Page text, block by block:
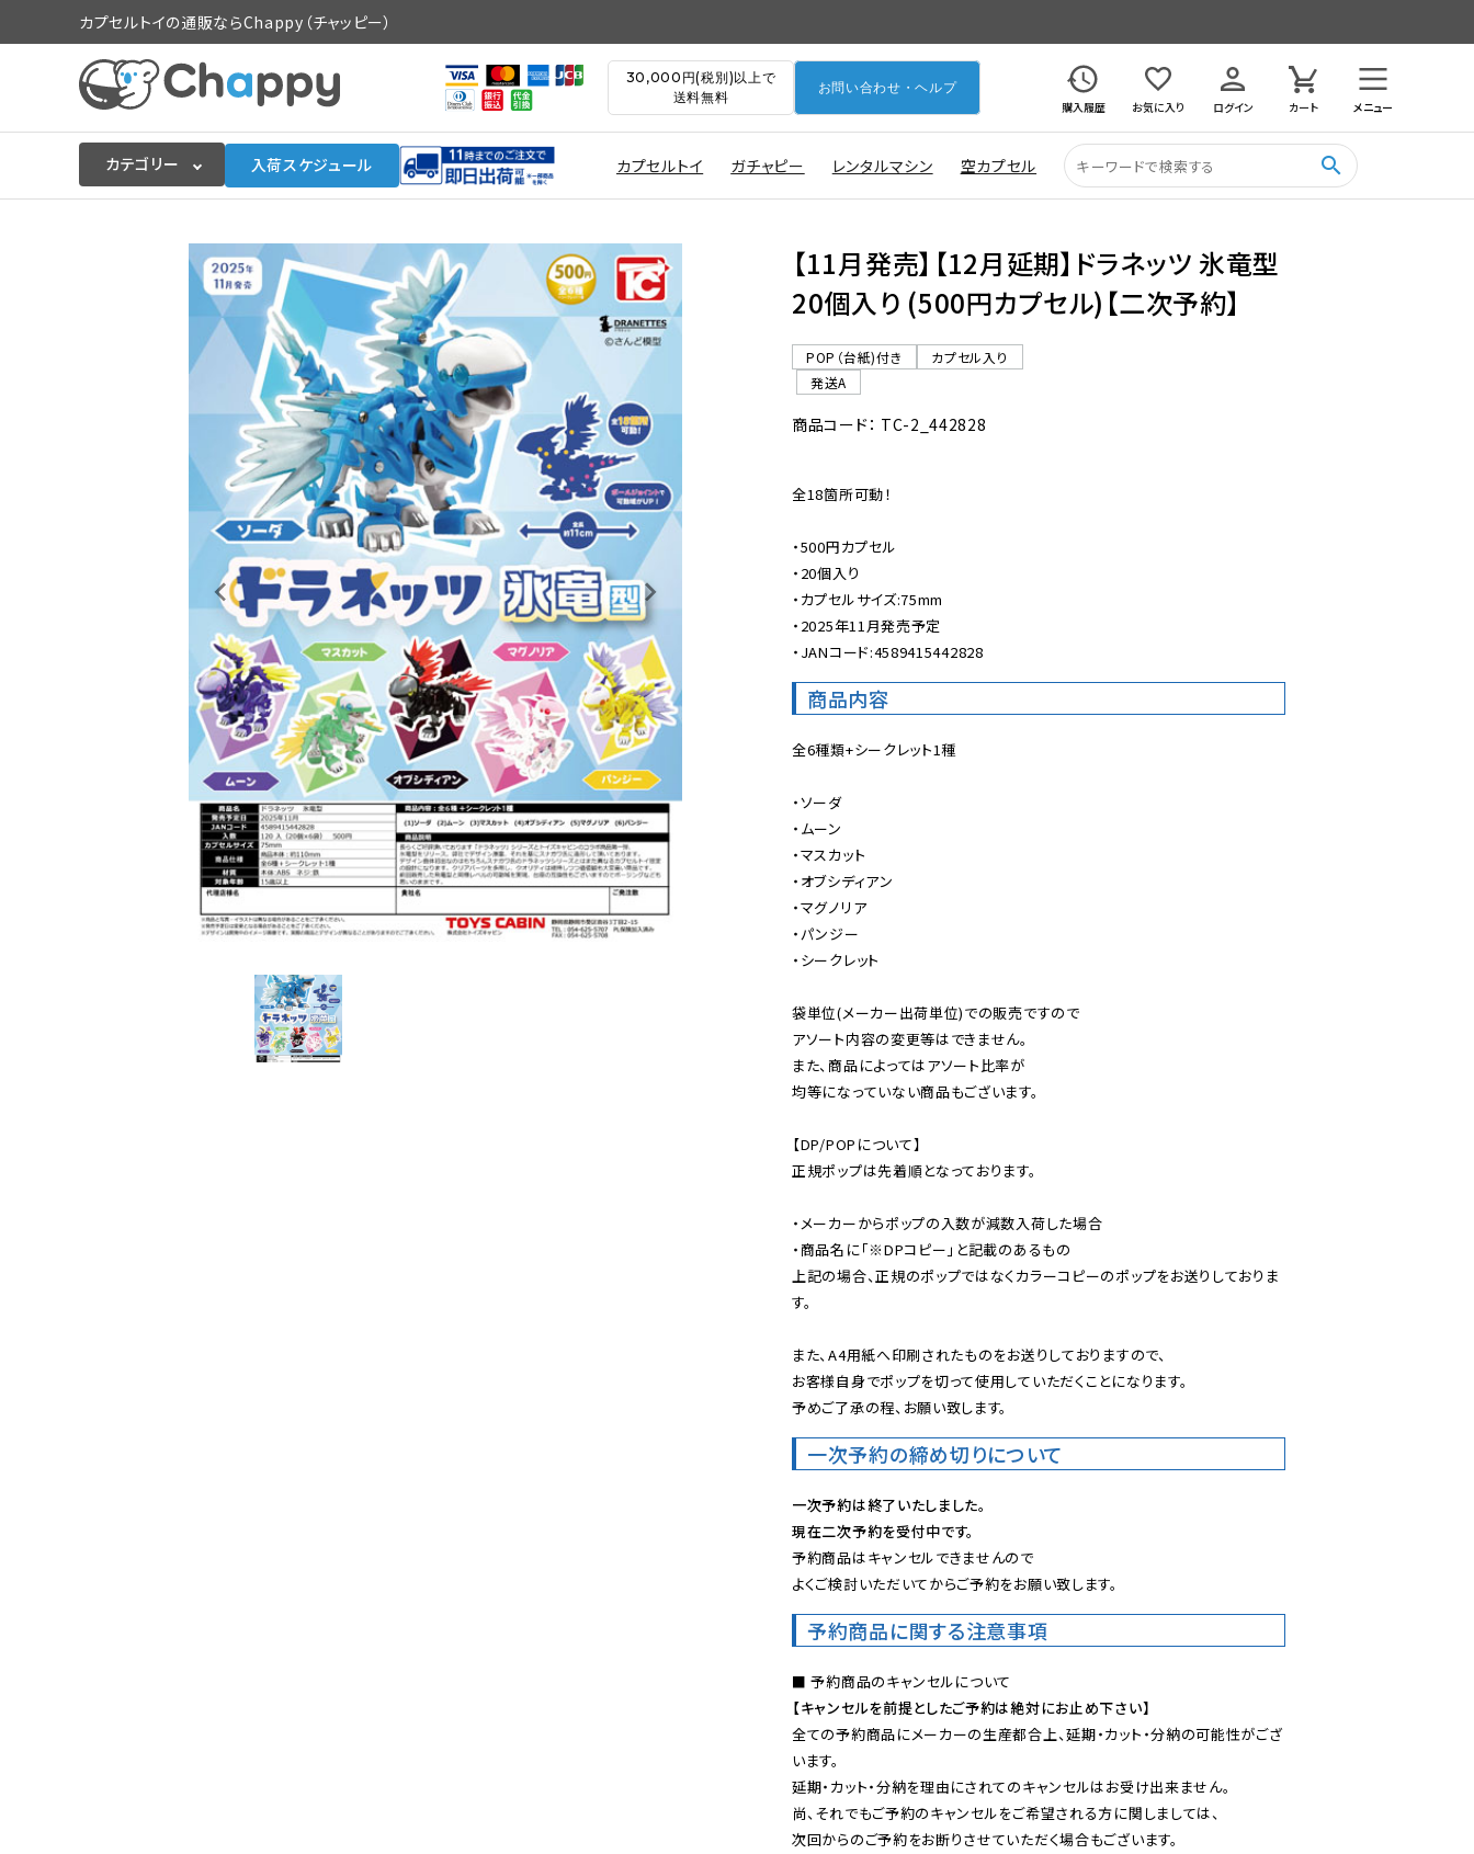
カプセルトイの通販ならChappy（チャッピー）
30,000円(税別)以上で
送料無料
お問い合わせ・ヘルプ
購入履歴
お気に入り ログイン カート メニュー
カテゴリー 入荷スケジュール カプセルトイ ガチャピー レンタルマシン 空カプセル search
入荷スケジュールをチェック
カプセルトイマシン本体
販促用空カプセル
販促用カプセルトイ
よくあるご質問
ご利用ガイド
06-6282-7659
【11月発売】【12月延期】ドラネッツ 氷竜型
20個入り (500円カプセル)【二次予約】
POP（台紙)付き
カプセル入り
発送A
商品コード： TC-2_442828
全18箇所可動！
・500円カプセル
・20個入り
・カプセルサイズ:75mm
・2025年11月発売予定
・JANコード:4589415442828
商品内容
全6種類+シークレット1種
・ソーダ
・ムーン
・マスカット
・オブシディアン
・マグノリア
・パンジー
・シークレット
袋単位(メーカー出荷単位)での販売ですので
アソート内容の変更等はできません。
また、商品によってはアソート比率が
均等になっていない商品もございます。
【DP/POPについて】
正規ポップは先着順となっております。
・メーカーからポップの入数が減数入荷した場合
・商品名に「※DPコピー」と記載のあるもの
上記の場合、正規のポップではなくカラーコピーのポップをお送りしておりま
す。
また、A4用紙へ印刷されたものをお送りしておりますので、
お客様自身でポップを切って使用していただくことになります。
予めご了承の程、お願い致します。
一次予約の締め切りについて
一次予約は終了いたしました。
現在二次予約を受付中です。
予約商品はキャンセルできませんので
よくご検討いただいてからご予約をお願い致します。
予約商品に関する注意事項
【キャンセルを前提としたご予約は絶対にお止め下さい】
全ての予約商品にメーカーの生産都合上、延期・カット・分納の可能性がござ
います。
延期・カット・分納を理由にされてのキャンセルはお受け出来ません。
尚、それでもご予約のキャンセルをご希望される方に関しましては、
次回からのご予約をお断りさせていただく場合もございます。